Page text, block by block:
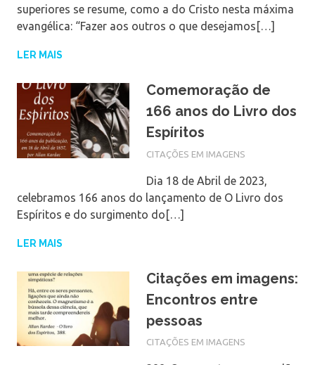
superiores se resume, como a do Cristo nesta máxima
evangélica: “Fazer aos outros o que desejamos[…]
LER MAIS
Comemoração de
166 anos do Livro dos
Espíritos
CITAÇÕES EM IMAGENS
Dia 18 de Abril de 2023,
celebramos 166 anos do lançamento de O Livro dos
Espíritos e do surgimento do[…]
LER MAIS
Citações em imagens:
Encontros entre
pessoas
CITAÇÕES EM IMAGENS